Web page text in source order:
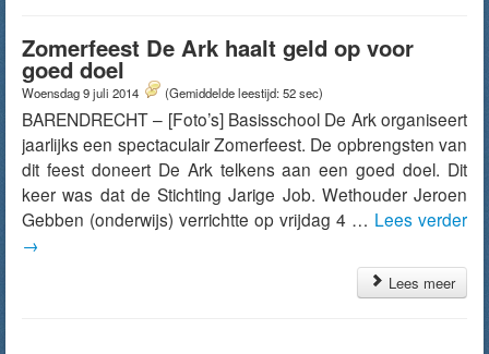
Zomerfeest De Ark haalt geld op voor
goed doel
Woensdag 9 juli 2014 (Gemiddelde leestijd: 52 sec)
BARENDRECHT – [Foto’s] Basisschool De Ark organiseert
jaarlijks een spectaculair Zomerfeest. De opbrengsten van
dit feest doneert De Ark telkens aan een goed doel. Dit
keer was dat de Stichting Jarige Job. Wethouder Jeroen
Gebben (onderwijs) verrichtte op vrijdag 4 … Lees verder
→
Lees meer